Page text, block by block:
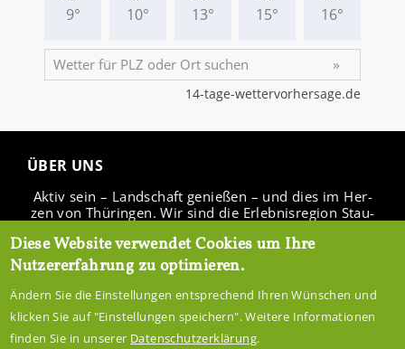
ÜBER UNS
Aktiv sein – Land­schaft ge­nie­ßen – und dies im Her­
zen von Thü­rin­gen. Wir sind die Er­leb­nis­re­gi­on Stau­
IN­FO­CEN­TER
ÜBER­NACH­TEN
Diese Website verwendet Cookies um Ihre
Nutzererfahrung zu optimieren.
Ändern Sie die Einstellungen entsprechend Ihren Wünschen und
klicken Sie auf "Einstellungen speichern". Weitere Informationen
finden Sie in unserer Datenschutzerklärung.